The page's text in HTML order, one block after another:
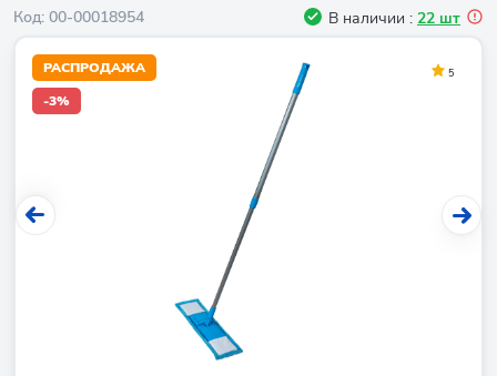
Код: 00-00018954 В наличии : 22 шт
РАСПРОДАЖА
-3%
5